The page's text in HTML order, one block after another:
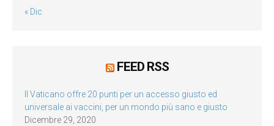
« Dic
FEED RSS
Il Vaticano offre 20 punti per un accesso giusto ed
universale ai vaccini, per un mondo più sano e giusto
Dicembre 29, 2020